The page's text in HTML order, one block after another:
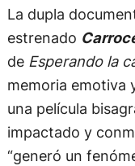
La dupla
estrenado
de Esperando la
memoria emotiva
una película
impactado y
“generó un